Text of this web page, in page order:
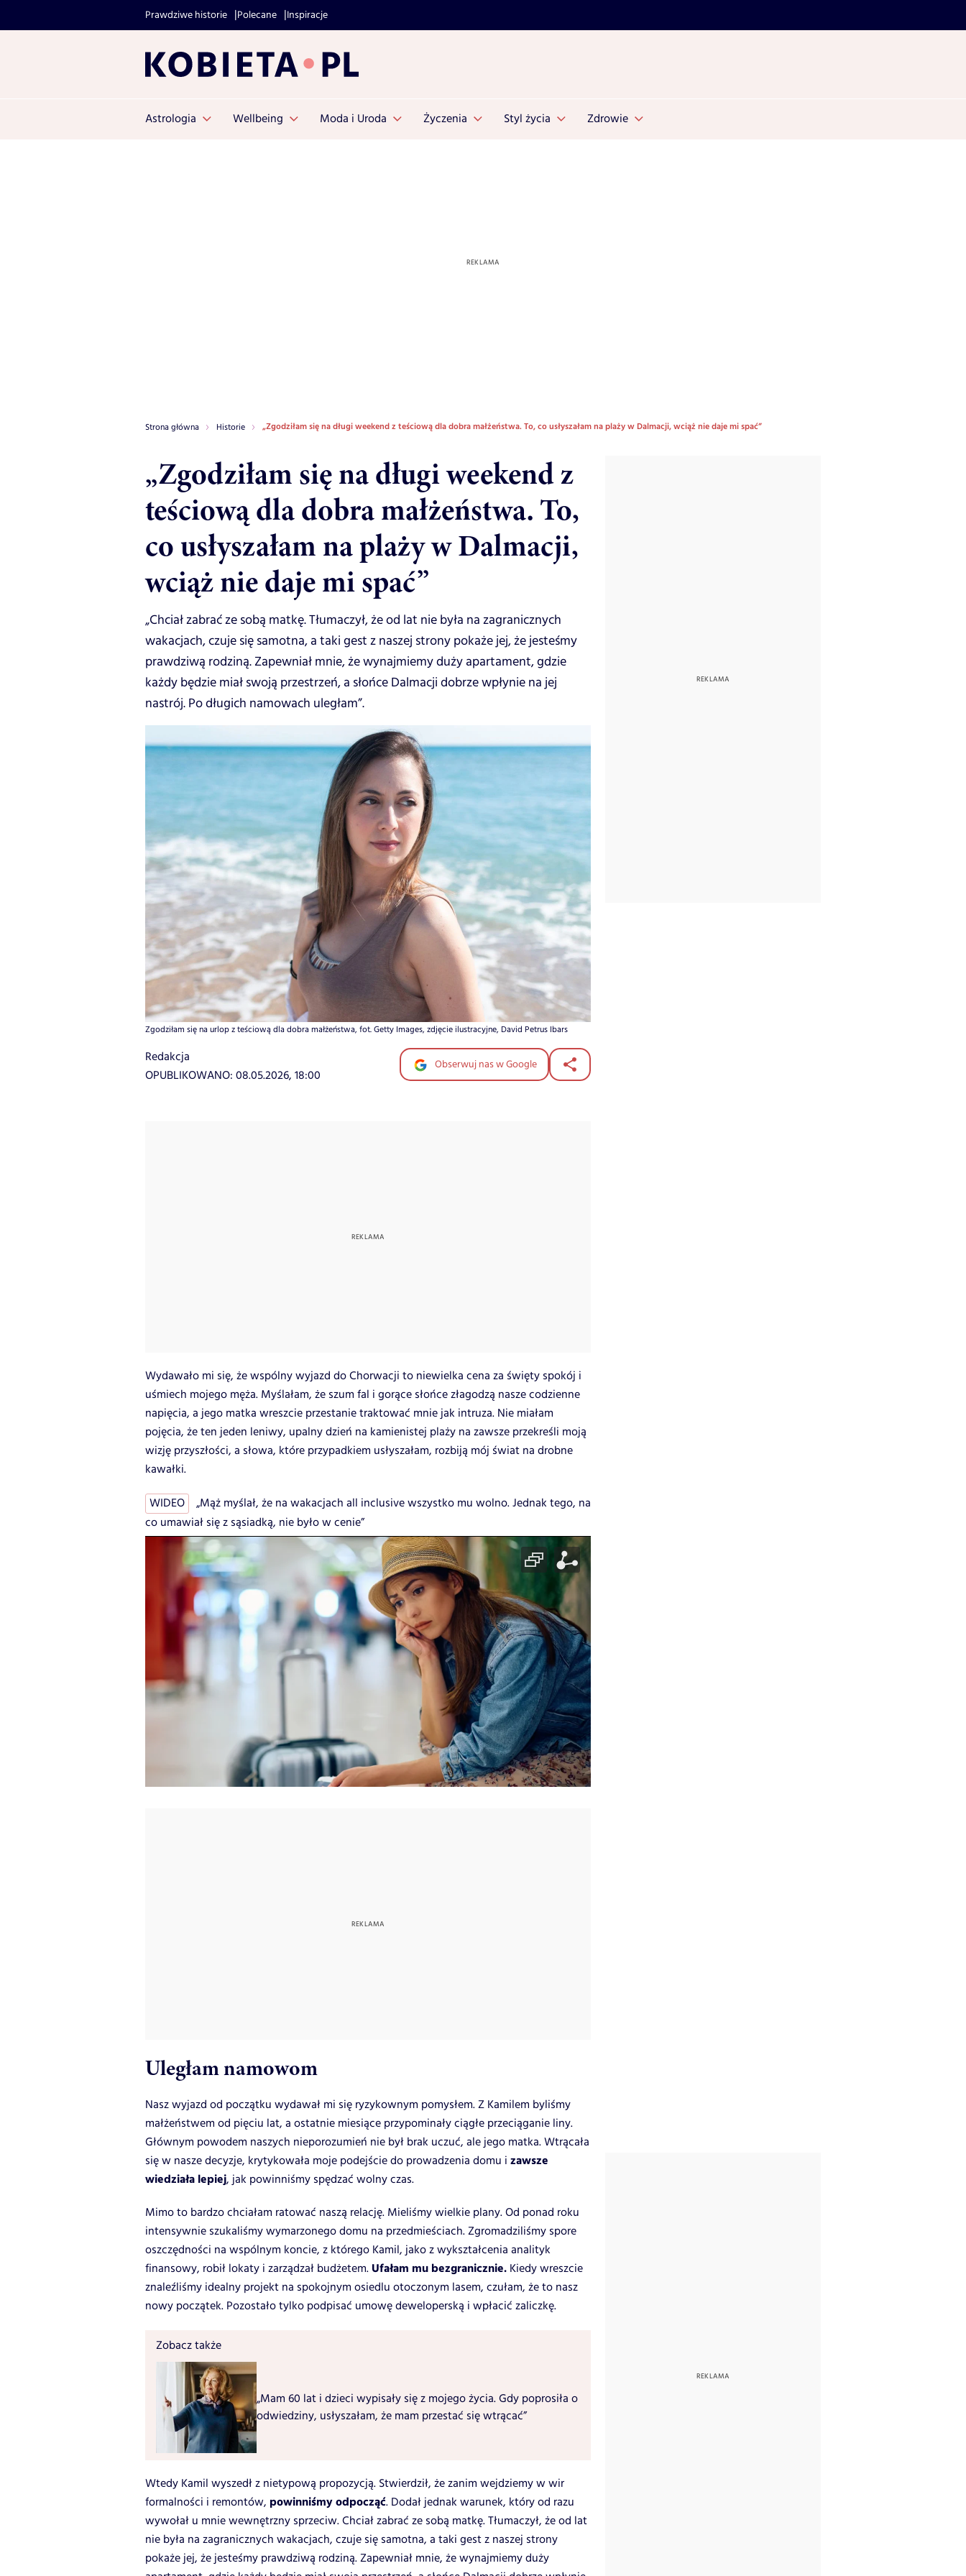
Prawdziwe historie Polecane Inspiracje
Astrologia Wellbeing Moda i Uroda Życzenia Styl życia Zdrowie
Strona główna Historie „Zgodziłam się na długi weekend z teściową dla dobra małżeństwa. To, co usłyszałam na plaży w Dalmacji, wciąż nie daje mi spać”
„Zgodziłam się na długi weekend z
teściową dla dobra małżeństwa. To,
co usłyszałam na plaży w Dalmacji,
wciąż nie daje mi spać”
„Chciał zabrać ze sobą matkę. Tłumaczył, że od lat nie była na zagranicznych
wakacjach, czuje się samotna, a taki gest z naszej strony pokaże jej, że jesteśmy
prawdziwą rodziną. Zapewniał mnie, że wynajmiemy duży apartament, gdzie
każdy będzie miał swoją przestrzeń, a słońce Dalmacji dobrze wpłynie na jej
nastrój. Po długich namowach uległam”.
Zgodziłam się na urlop z teściową dla dobra małżeństwa, fot. Getty Images, zdjęcie ilustracyjne, David Petrus Ibars
Redakcja
OPUBLIKOWANO: 08.05.2026, 18:00
Obserwuj nas w Google
Wydawało mi się, że wspólny wyjazd do Chorwacji to niewielka cena za święty spokój i
uśmiech mojego męża. Myślałam, że szum fal i gorące słońce złagodzą nasze codzienne
napięcia, a jego matka wreszcie przestanie traktować mnie jak intruza. Nie miałam
pojęcia, że ten jeden leniwy, upalny dzień na kamienistej plaży na zawsze przekreśli moją
wizję przyszłości, a słowa, które przypadkiem usłyszałam, rozbiją mój świat na drobne
kawałki.
WIDEO
„Mąż myślał, że na wakacjach all inclusive wszystko mu wolno. Jednak tego, na
co umawiał się z sąsiadką, nie było w cenie”
Uległam namowom
Nasz wyjazd od początku wydawał mi się ryzykownym pomysłem. Z Kamilem byliśmy
małżeństwem od pięciu lat, a ostatnie miesiące przypominały ciągłe przeciąganie liny.
Głównym powodem naszych nieporozumień nie był brak uczuć, ale jego matka. Wtrącała
się w nasze decyzje, krytykowała moje podejście do prowadzenia domu i zawsze
wiedziała lepiej, jak powinniśmy spędzać wolny czas.
Mimo to bardzo chciałam ratować naszą relację. Mieliśmy wielkie plany. Od ponad roku
intensywnie szukaliśmy wymarzonego domu na przedmieściach. Zgromadziliśmy spore
oszczędności na wspólnym koncie, z którego Kamil, jako z wykształcenia analityk
finansowy, robił lokaty i zarządzał budżetem. Ufałam mu bezgranicznie. Kiedy wreszcie
znaleźliśmy idealny projekt na spokojnym osiedlu otoczonym lasem, czułam, że to nasz
nowy początek. Pozostało tylko podpisać umowę deweloperską i wpłacić zaliczkę.
Zobacz także
„Mam 60 lat i dzieci wypisały się z mojego życia. Gdy poprosiła o
odwiedziny, usłyszałam, że mam przestać się wtrącać”
Wtedy Kamil wyszedł z nietypową propozycją. Stwierdził, że zanim wejdziemy w wir
formalności i remontów, powinniśmy odpocząć. Dodał jednak warunek, który od razu
wywołał u mnie wewnętrzny sprzeciw. Chciał zabrać ze sobą matkę. Tłumaczył, że od lat
nie była na zagranicznych wakacjach, czuje się samotna, a taki gest z naszej strony
pokaże jej, że jesteśmy prawdziwą rodziną. Zapewniał mnie, że wynajmiemy duży